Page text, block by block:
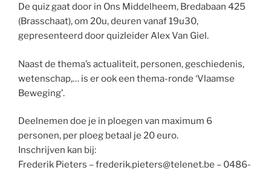
De quiz gaat door in Ons Middelheem, Bredabaan 425
(Brasschaat), om 20u, deuren vanaf 19u30,
gepresenteerd door quizleider Alex Van Giel.
Naast de thema’s actualiteit, personen, geschiedenis,
wetenschap,… is er ook een thema-ronde ‘Vlaamse
Beweging’.
Deelnemen doe je in ploegen van maximum 6
personen, per ploeg betaal je 20 euro.
Inschrijven kan bij:
Frederik Pieters – frederik.pieters@telenet.be – 0486-